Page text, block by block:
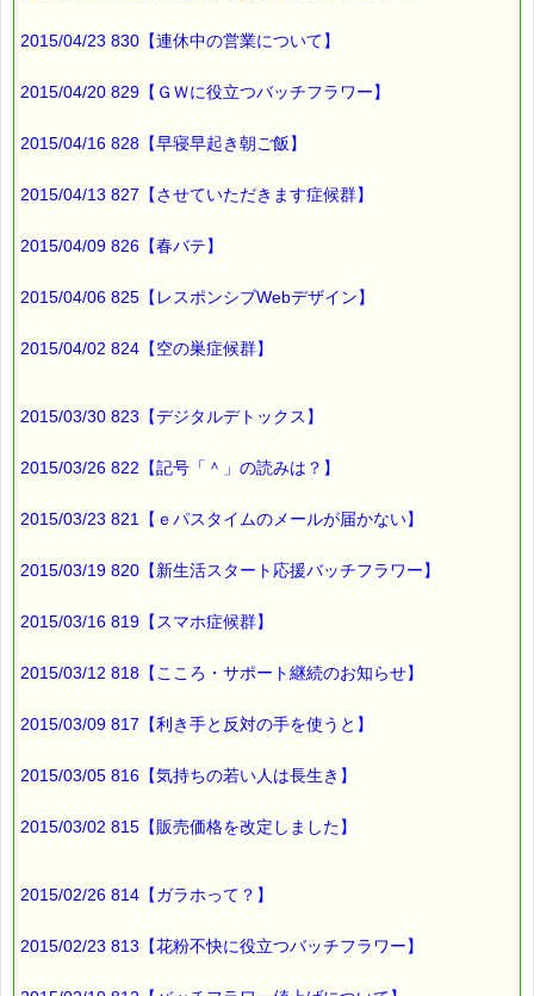
2015/04/23 830【連休中の営業について】
2015/04/20 829【ＧＷに役立つバッチフラワー】
2015/04/16 828【早寝早起き朝ご飯】
2015/04/13 827【させていただきます症候群】
2015/04/09 826【春バテ】
2015/04/06 825【レスポンシブWebデザイン】
2015/04/02 824【空の巣症候群】
2015/03/30 823【デジタルデトックス】
2015/03/26 822【記号「＾」の読みは？】
2015/03/23 821【ｅパスタイムのメールが届かない】
2015/03/19 820【新生活スタート応援バッチフラワー】
2015/03/16 819【スマホ症候群】
2015/03/12 818【こころ・サポート継続のお知らせ】
2015/03/09 817【利き手と反対の手を使うと】
2015/03/05 816【気持ちの若い人は長生き】
2015/03/02 815【販売価格を改定しました】
2015/02/26 814【ガラホって？】
2015/02/23 813【花粉不快に役立つバッチフラワー】